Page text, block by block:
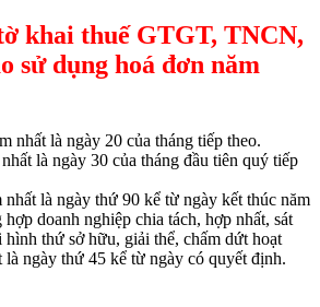
khai thuế GTGT, TNCN,
sử dụng hoá đơn năm
nhất là ngày 20 của tháng tiếp theo.
là ngày 30 của tháng đầu tiên quý tiếp
nhất là ngày thứ 90 kể từ ngày kết thúc năm
doanh nghiệp chia tách, hợp nhất, sát
hình thứ sở hữu, giải thể, chấm dứt hoạt
là ngày thứ 45 kể từ ngày có quyết định.